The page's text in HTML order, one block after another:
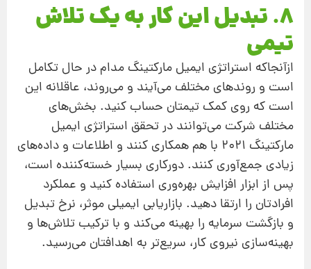
8. تبدیل این کار به یک تلاش
تیمی
ازآنجاکه استراتژی ایمیل مارکتینگ مدام در حال تکامل
است و روندهای مختلف می‌آیند و می‌روند، عاقلانه این
است که روی کمک تیمتان حساب کنید. بخش‌های
مختلف شرکت می‌توانند در تحقق استراتژی ایمیل
مارکتینگ 2021 با هم همکاری کنند و اطلاعات و داده‌های
زیادی جمع‌آوری کنند. دورکاری بسیار خسته‌کننده است،
پس از ابزار افزایش بهره‌وری استفاده کنید و عملکرد
افرادتان را ارتقا دهید. بازاریابی ایمیلی موثر، نرخ تبدیل
و بازگشت سرمایه را بهینه می‌کند و با ترکیب تلاش‌ها و
بهینه‌سازی نیروی کار، سریع‌تر به اهدافتان می‌رسید.